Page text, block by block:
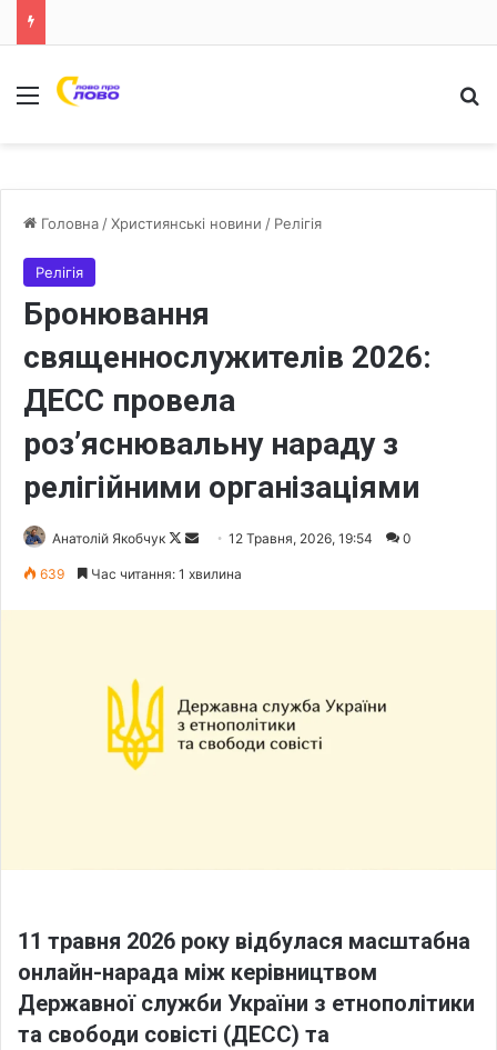
Меню
Головна /Християнські новини / Релігія
Релігія
Бронювання
священнослужителів 2026:
ДЕСС провела
роз’яснювальну нараду з
релігійними організаціями
Анатолій Якобчук
F
o
n
X
m
a
12 Травня, 2026, 19:54 0
639 Час читання: 1 хвилина
11 травня 2026 року відбулася масштабна
онлайн-нарада між керівництвом
Державної служби України з етнополітики
та свободи совісті (ДЕСС) та